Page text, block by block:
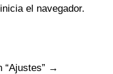
el navegador.
“Ajustes” →